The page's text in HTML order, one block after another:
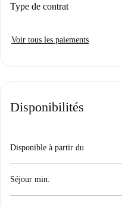
Type de contrat
Voir tous les paiements
Disponibilités
Disponible à partir du
Séjour min.